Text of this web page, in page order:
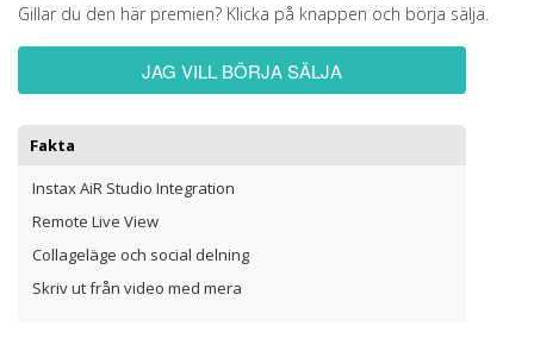
Gillar du den här premien? Klicka på knappen och börja sälja.
JAG VILL BÖRJA SÄLJA
Fakta
Instax AiR Studio Integration
Remote Live View
Collageläge och social delning
Skriv ut från video med mera